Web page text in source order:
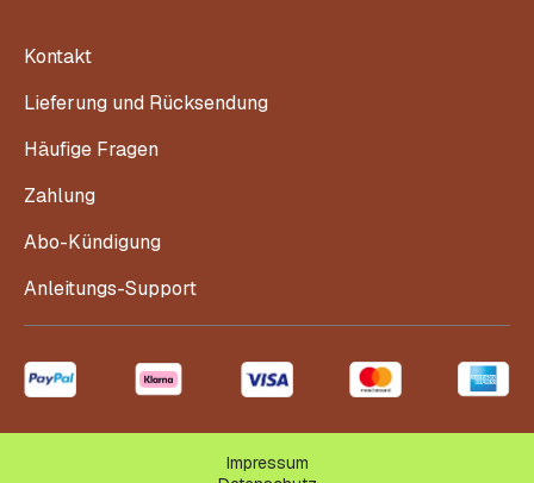
Kontakt
Lieferung und Rücksendung
Häufige Fragen
Zahlung
Abo-Kündigung
Anleitungs-Support
Impressum